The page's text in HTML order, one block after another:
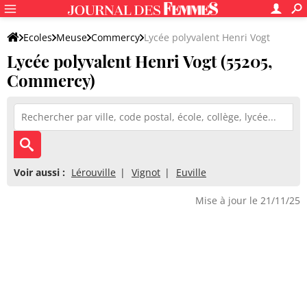
Ecoles Meuse Commercy Lycée polyvalent Henri Vogt
Lycée polyvalent Henri Vogt (55205,
Commercy)
Voir aussi : Lérouville Vignot Euville
Mise à jour le 21/11/25